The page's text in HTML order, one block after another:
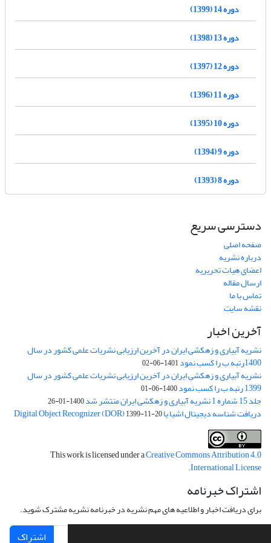
دوره 14 (1399)
دوره 13 (1398)
دوره 12 (1397)
دوره 11 (1396)
دوره 10 (1395)
دوره 9 (1394)
دوره 8 (1393)
دسترسی سریع
صفحه اصلی
درباره نشریه
اعضای هیات تحریریه
ارسال مقاله
تماس با ما
نقشه سایت
آخرین اخبار
نشریه آبیاری و زهکشی ایران در آخرین ارزیابی نشریات علمی کشور در سال
1400رتبه ب را کسب نمود 1401-06-02
نشریه آبیاری و زهکشی ایران در آخرین ارزیابی نشریات علمی کشور در سال
1399 رتبه ب را کسب نمود 1400-06-01
جلد 15 شماره 1 نشریه آبیاری و زهکشی ایران منتشر شد 1400-01-26
دریافت شناسه دیجیتال اشیا یا Digital Object Recognizer (DOR)1399-11-20
This work is licensed under aCreative Commons Attribution 4.0
International License
.
اشتراک خبرنامه
برای دریافت اخبار و اطلاعیه های مهم نشریه در خبرنامه نشریه مشترک شوید.
اشتراک